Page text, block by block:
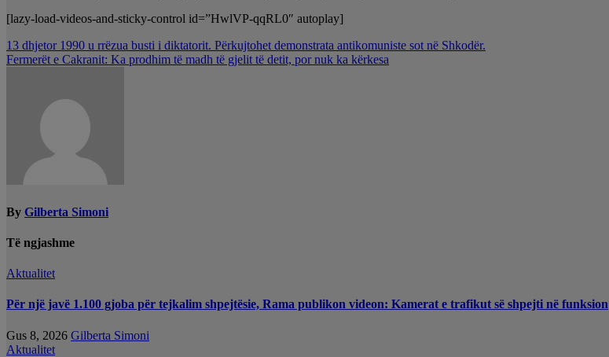
[lazy-load-videos-and-sticky-control id=”HwlVP-qqRL0″ autoplay]
Lëvizje
te
13 dhjetor 1990 u rrëzua busti i diktatorit. Përkujtohet demonstrata antikomuniste sot në Shkodër.
Fermerët e Cakranit: Ka prodhim të madh të gjelit të detit, por nuk ka kërkesa
By Gilberta Simoni
Të ngjashme
Aktualitet
Për një javë 1.100 gjoba për tejkalim shpejtësie, Rama publikon videon: Kamerat e trafikut së shpejti në funksion
Gus 8, 2026 Gilberta Simoni
Aktualitet